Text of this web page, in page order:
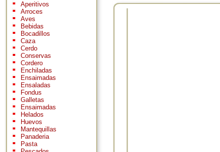
Aperitivos
Arroces
Aves
Bebidas
Bocadillos
Caza
Cerdo
Conservas
Cordero
Enchiladas
Ensaimadas
Ensaladas
Fondus
Galletas
Ensaimadas
Helados
Huevos
Mantequillas
Panaderia
Pasta